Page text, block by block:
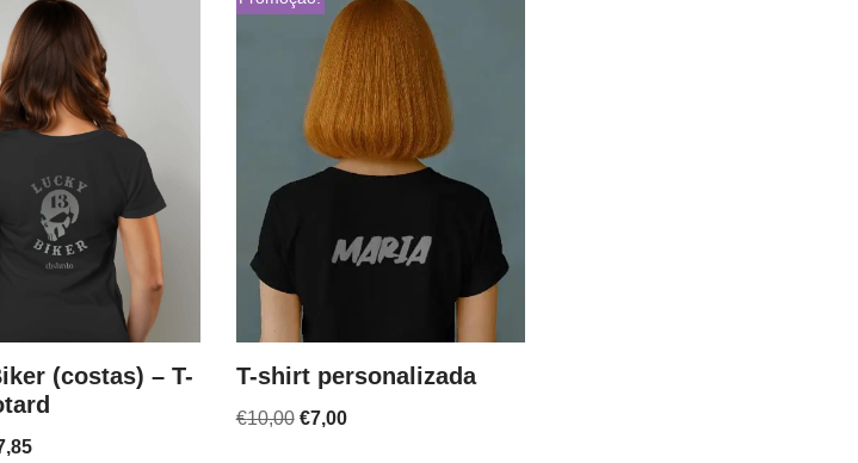
(costas) – T-
T-shirt personalizada
€10,00 €7,00